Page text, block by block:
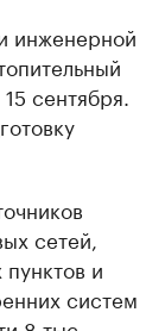
инженерной
сентября.
сетей,
и
систем